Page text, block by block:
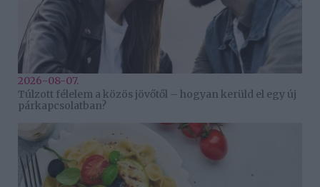
2026-08-07.
Túlzott félelem a közös jövőtől – hogyan kerüld el egy új
párkapcsolatban?